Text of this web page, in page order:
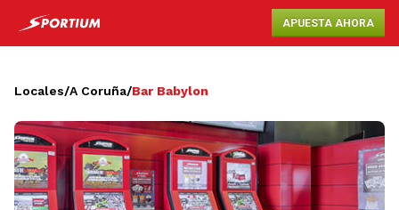
APUESTA AHORA
Locales/A Coruña/Bar Babylon